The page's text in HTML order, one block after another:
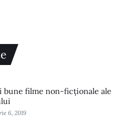
bune filme non-ficționale ale
6, 2019